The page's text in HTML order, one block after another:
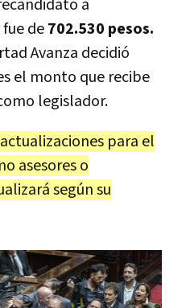
a
de702.530 pesos.
Avanza decidió
el monto que recibe
legislador.
para el
asesores o
según su